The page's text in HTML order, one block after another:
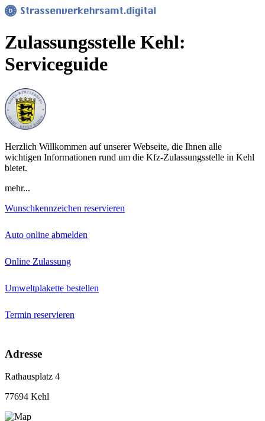
Zulassungsstelle Kehl:
Serviceguide
Herzlich Willkommen auf unserer Webseite, die Ihnen alle
wichtigen Informationen rund um die Kfz-Zulassungsstelle in Kehl
bietet.
mehr...
Wunschkennzeichen reservieren
Auto online abmelden
Online Zulassung
Umweltplakette bestellen
Termin reservieren
Adresse
Rathausplatz 4
77694 Kehl